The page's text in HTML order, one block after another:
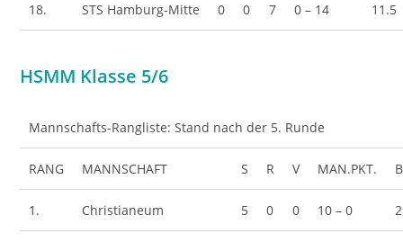
18. STS Hamburg-Mitte 0 0 7 0 – 14 11.5
HSMM Klasse 5/6
Mannschafts-Rangliste: Stand nach der 5. Runde
RANG MANNSCHAFT S R V MAN.PKT.
1. Christianeum 5 0 0 10 – 0